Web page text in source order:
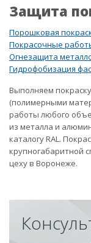
Защита
Порошковая
Покрасочные
Огнезащита
Гидрофобизация
Выполняем
(полимерными
работы любого
из металла и
каталогу RAL.
крупногабаритной
цеху в Воронеже.